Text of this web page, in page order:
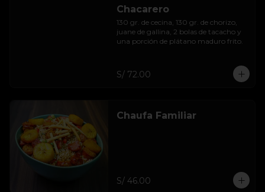
Chacarero
130 gr. de cecina, 130 gr. de chorizo,
juane de gallina, 2 bolas de tacacho y
una porción de plátano maduro frito.
S/ 72.00
Chaufa Familiar
S/ 46.00